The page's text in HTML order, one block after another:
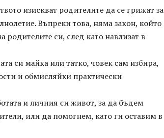
изискват родителите да се грижат за
Въпреки това, няма закон, който
родителите си, след като навлизат в
си майка или татко, човек сам избира,
и обмисляйки практически
и личния си живот, за да бъдем
или да помогнем, като ги оставим в